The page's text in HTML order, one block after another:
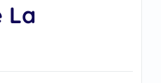
La